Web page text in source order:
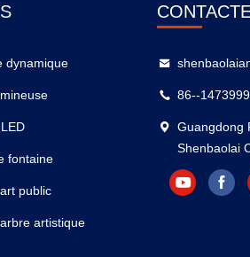
dynamique
fontaine
public
artistique
86--
Guangdong
Shenbaolai